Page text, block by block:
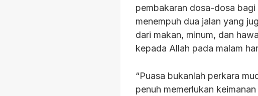
pembakaran dosa-dosa
menempuh dua jalan yang
dari makan, minum, dan
kepada Allah pada malam
“Puasa bukanlah perkara
penuh memerlukan